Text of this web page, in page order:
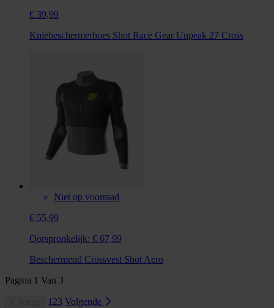
€ 39,99
Kniebeschermerhoes Shot Race Gear Unpeak 27 Cross
Niet op voorraad
€ 55,99
Oorspronkelijk: € 67,99
Beschermend Crossvest Shot Aero
Pagina 1 Van 3
1 23 Volgende